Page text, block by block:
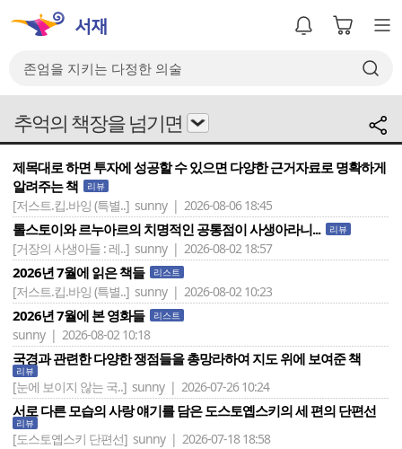
추억의 책장을 넘기면
제목대로 하면 투자에 성공할 수 있으면 다양한 근거자료로 명확하게
알려주는 책
리뷰
[저스트.킵.바잉 (특별..] sunny | 2026-08-06 18:45
톨스토이와 르누아르의 치명적인 공통점이 사생아라니... 리뷰
[거장의 사생아들 : 레..] sunny | 2026-08-02 18:57
2026년 7월에 읽은 책들 리스트
[저스트.킵.바잉 (특별..] sunny | 2026-08-02 10:23
2026년 7월에 본 영화들 리스트
sunny | 2026-08-02 10:18
국경과 관련한 다양한 쟁점들을 총망라하여 지도 위에 보여준 책
리뷰
[눈에 보이지 않는 국..] sunny | 2026-07-26 10:24
서로 다른 모습의 사랑 얘기를 담은 도스토옙스키의 세 편의 단편선
리뷰
[도스토옙스키 단편선] sunny | 2026-07-18 18:58